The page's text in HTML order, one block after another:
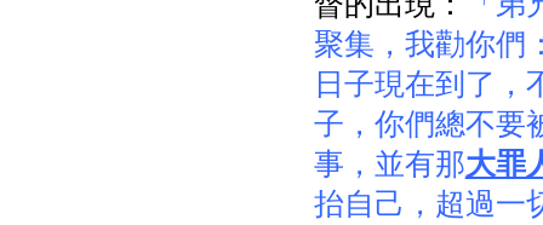
聚集，我勸你們
日子現在到了，
子，你們總不要
事，並有那大罪
抬自己，超過一